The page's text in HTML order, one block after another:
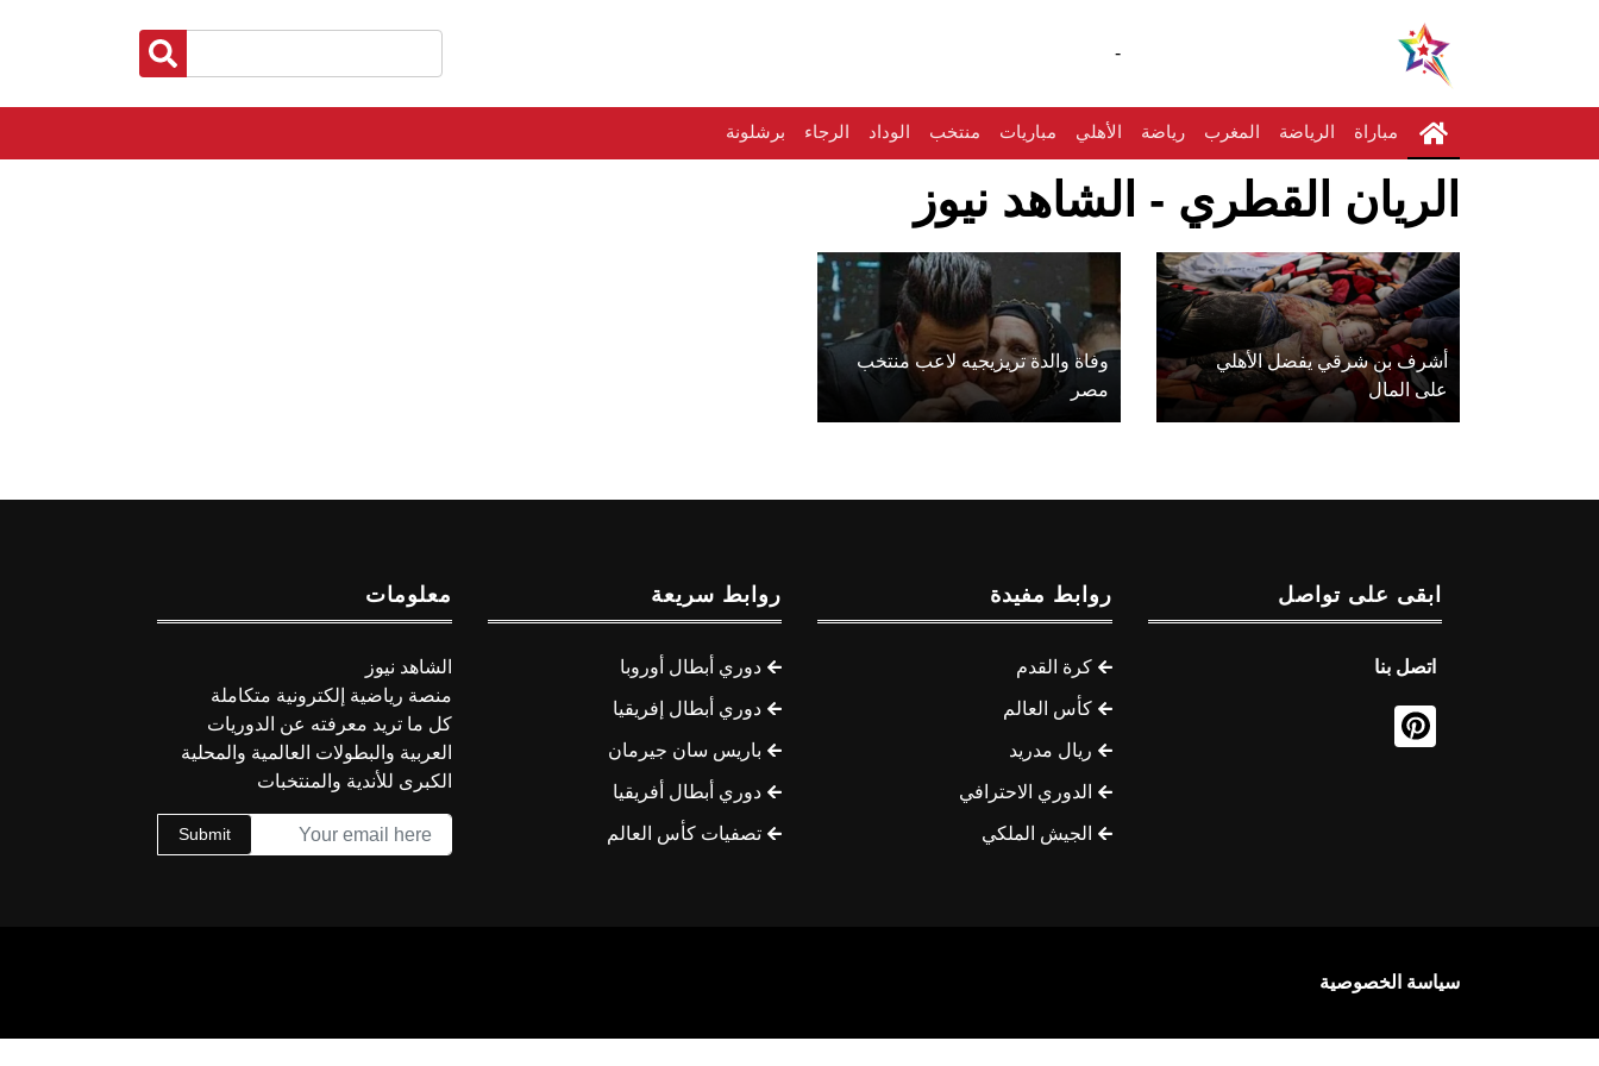
-
مباراة الرياضة المغرب رياضة الأهلي مباريات منتخب الوداد الرجاء برشلونة
الريان القطري - الشاهد نيوز
أشرف بن شرقي يفضل الأهلي
على المال
وفاة والدة تريزيجيه لاعب منتخب
مصر
ابقى على تواصل
اتصل بنا
روابط مفيدة
كرة القدم
كأس العالم
ريال مدريد
الدوري الاحترافي
الجيش الملكي
روابط سريعة
دوري أبطال أوروبا
دوري أبطال إفريقيا
باريس سان جيرمان
دوري أبطال أفريقيا
تصفيات كأس العالم
معلومات
الشاهد نيوز
منصة رياضية إلكترونية متكاملة
كل ما تريد معرفته عن الدوريات
العربية والبطولات العالمية والمحلية
الكبرى للأندية والمنتخبات
Submit
سياسة الخصوصية